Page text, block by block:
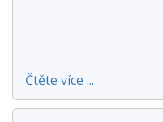
Čtěte více ...